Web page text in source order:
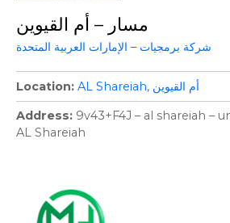
مسار – أم القيوين
شركة برمجيات – الإمارات العربية المتحدة
Location AL Shareiah أم القيوين
Address 9v43+F4J – al shareiah –
AL Shareiah